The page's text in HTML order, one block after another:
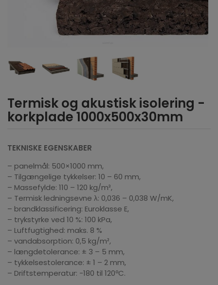
Termisk og akustisk isolering -
korkplade 1000x500x30mm
TEKNISKE EGENSKABER
– panelmål: 500×1000 mm,
– Tilgængelige tykkelser: 10 – 60 mm,
– Massefylde: 110 – 120 kg/m³,
– Termisk ledningsevne λ: 0,036 – 0,038 W/mK,
– brandklassificering: Euroklasse E,
– trykstyrke ved 10 %: 100 kPa,
– Luftfugtighed: maks. 8 %
– vandabsorption: 0,5 kg/m²,
– længdetolerance: ± 3 – 5 mm,
– tykkelsestolerance: ± 1 – 2 mm,
– Driftstemperatur: -180 til 120ºC.